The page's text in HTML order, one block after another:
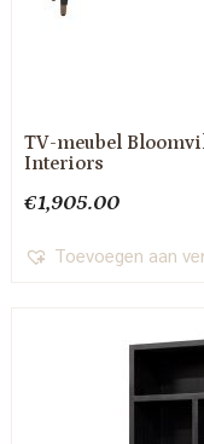
TV-meubel
Interiors
€1,905.00
Toevoegen aan